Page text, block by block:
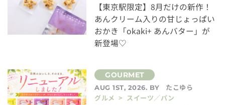
【東京駅限定】8月だけの新作！
あんクリーム入りの甘じょっぱい
おかき「okaki+ あんバター」が
新登場♡
AUG 1ST, 2026. BY
たこゆら
グルメ > スイーツ／パン